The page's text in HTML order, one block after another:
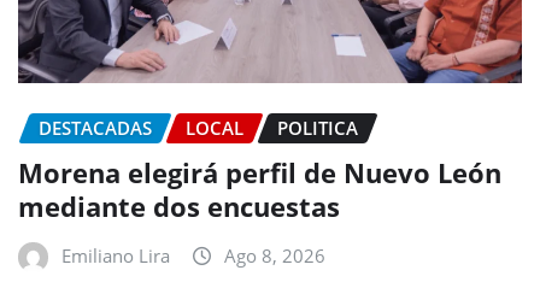
DESTACADAS LOCAL POLITICA
Morena elegirá perfil de Nuevo León
mediante dos encuestas
Emiliano Lira Ago 8, 2026